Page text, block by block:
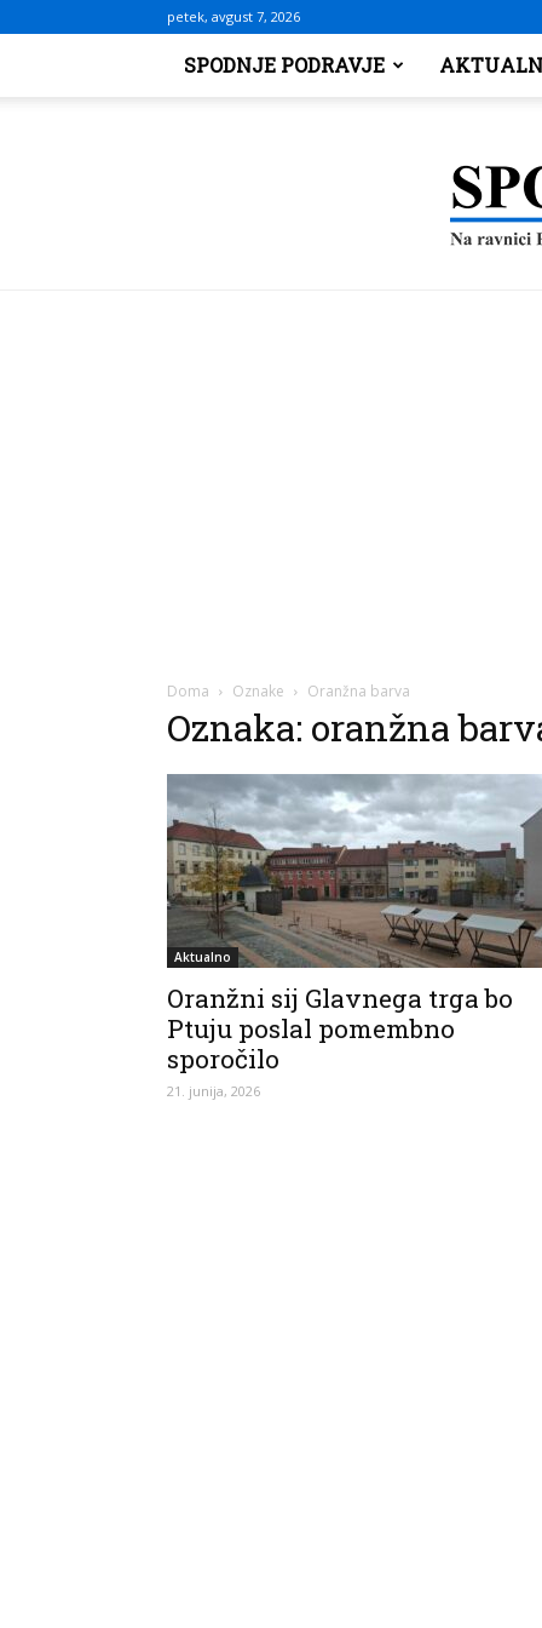
petek, avgust 7, 2026
SPODNJE PODRAVJE
Doma Oznake Oranžna barva
Oznaka: oranžna
Aktualno
Oranžni sij Glavnega trga bo
Ptuju poslal pomembno
sporočilo
21. junija, 2026